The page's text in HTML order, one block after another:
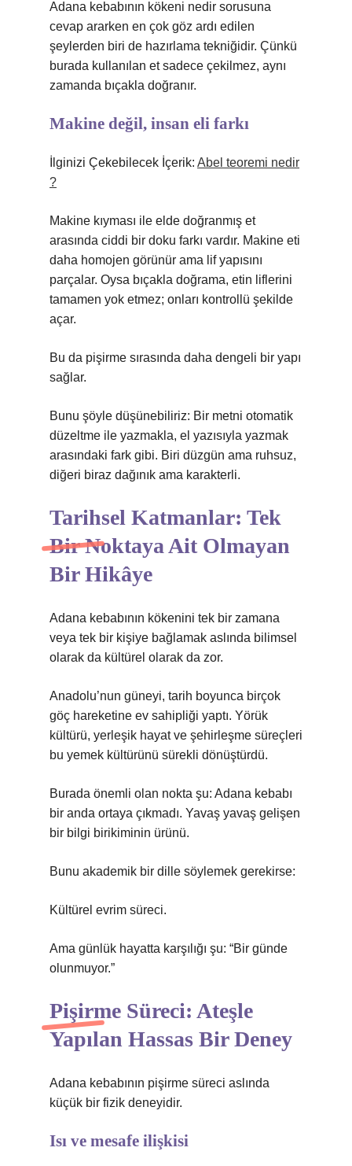
Adana kebabının kökeni nedir sorusuna
cevap ararken en çok göz ardı edilen
şeylerden biri de hazırlama tekniğidir. Çünkü
burada kullanılan et sadece çekilmez, aynı
zamanda bıçakla doğranır.
Makine değil, insan eli farkı
İlginizi Çekebilecek İçerik: Abel teoremi nedir
?
Makine kıyması ile elde doğranmış et
arasında ciddi bir doku farkı vardır. Makine eti
daha homojen görünür ama lif yapısını
parçalar. Oysa bıçakla doğrama, etin liflerini
tamamen yok etmez; onları kontrollü şekilde
açar.
Bu da pişirme sırasında daha dengeli bir yapı
sağlar.
Bunu şöyle düşünebiliriz: Bir metni otomatik
düzeltme ile yazmakla, el yazısıyla yazmak
arasındaki fark gibi. Biri düzgün ama ruhsuz,
diğeri biraz dağınık ama karakterli.
Tarihsel Katmanlar: Tek
Bir Noktaya Ait Olmayan
Bir Hikâye
Adana kebabının kökenini tek bir zamana
veya tek bir kişiye bağlamak aslında bilimsel
olarak da kültürel olarak da zor.
Anadolu’nun güneyi, tarih boyunca birçok
göç hareketine ev sahipliği yaptı. Yörük
kültürü, yerleşik hayat ve şehirleşme süreçleri
bu yemek kültürünü sürekli dönüştürdü.
Burada önemli olan nokta şu: Adana kebabı
bir anda ortaya çıkmadı. Yavaş yavaş gelişen
bir bilgi birikiminin ürünü.
Bunu akademik bir dille söylemek gerekirse:
Kültürel evrim süreci.
Ama günlük hayatta karşılığı şu: “Bir günde
olunmuyor.”
Pişirme Süreci: Ateşle
Yapılan Hassas Bir Deney
Adana kebabının pişirme süreci aslında
küçük bir fizik deneyidir.
Isı ve mesafe ilişkisi